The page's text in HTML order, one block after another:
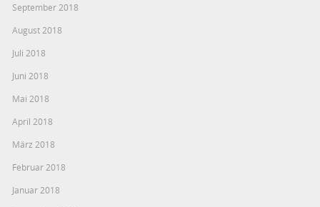
September 2018
August 2018
Juli 2018
Juni 2018
Mai 2018
April 2018
März 2018
Februar 2018
Januar 2018